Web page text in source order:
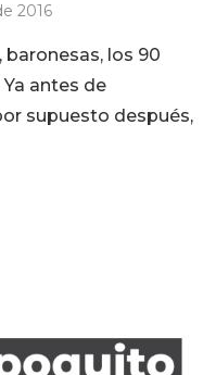
2016
baronesas, los 90
antes de
supuesto después,